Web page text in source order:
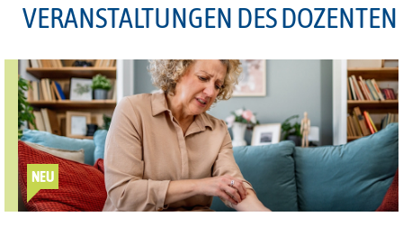
VERANSTALTUNGEN DES DOZENTEN
NEU